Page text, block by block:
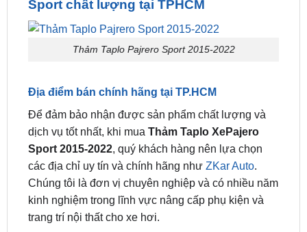
Thợ lành nghề, gia công thảm tỉ mỉ nhất
Địa chỉ bán thảm Taplo cho xePajero
Sport chất lượng tại TPHCM
Địa điểm bán chính hãng tại TP.HCM
Để đảm bảo nhận được sản phẩm chất lượng và
dịch vụ tốt nhất, khi muaThảm Taplo XePajero
Sport 2015-2022, quý khách hàng nên lựa chọn
các địa chỉ uy tín và chính hãng như